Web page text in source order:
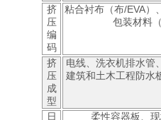
挤
压
编
码
粘合衬布（布/EVA）
包装材料
挤
压
成
型
电线、洗衣机排水管
建筑和土木工程防水
日
柔性容器板、